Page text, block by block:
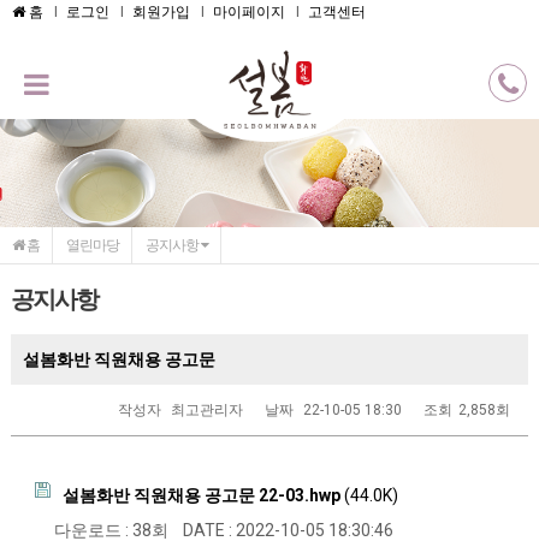
메인콘텐츠 바로가기
홈 로그인 회원가입 마이페이지 고객센터
홈 열린마당 공지사항
공지사항
설봄화반 직원채용 공고문
작성자 최고관리자 날짜 22-10-05 18:30 조회 2,858회
설봄화반 직원채용 공고문 22-03.hwp(44.0K)
다운로드 : 38회
DATE : 2022-10-05 18:30:46